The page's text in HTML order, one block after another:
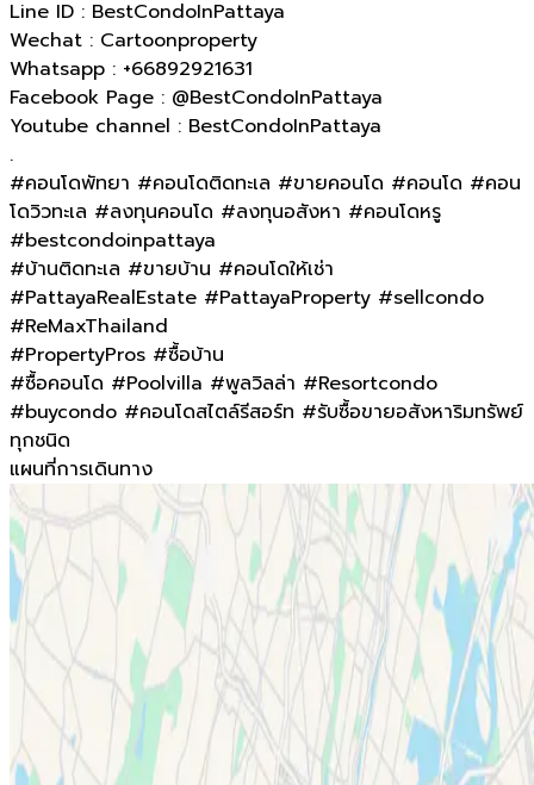
Line ID : BestCondoInPattaya
Wechat : Cartoonproperty
Whatsapp : +66892921631
Facebook Page : @BestCondoInPattaya
Youtube channel : BestCondoInPattaya
.
#คอนโดพัทยา #คอนโดติดทะเล #ขายคอนโด #คอนโด #คอน
โดวิวทะเล #ลงทุนคอนโด #ลงทุนอสังหา #คอนโดหรู
#bestcondoinpattaya
#บ้านติดทะเล​ #ขายบ้าน #คอนโดให้เช่า
#PattayaRealEstate #PattayaProperty #sellcondo
#ReMaxThailand
#PropertyPros #ซื้อบ้าน
#ซื้อคอนโด #Poolvilla #พูลวิลล่า #Resortcondo
#buycondo #คอนโดสไตล์รีสอร์ท #รับซื้อขายอสังหาริมทรัพย์
ทุกชนิด
แผนที่การเดินทาง